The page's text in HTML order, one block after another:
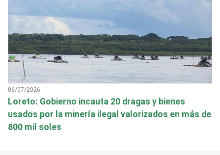
06/07/2026
Loreto: Gobierno incauta 20 dragas y bienes
usados por la minería ilegal valorizados en más de
800 mil soles